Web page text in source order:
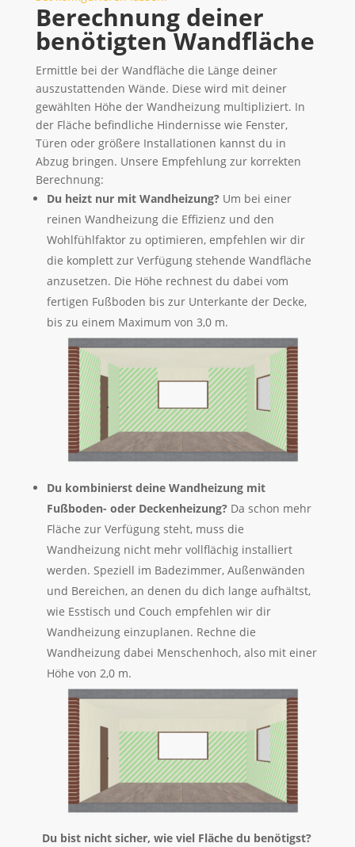
Berechnung deiner
benötigten Wandfläche
Ermittle bei der Wandfläche die Länge deiner
auszustattenden Wände. Diese wird mit deiner
gewählten Höhe der Wandheizung multipliziert. In
der Fläche befindliche Hindernisse wie Fenster,
Türen oder größere Installationen kannst du in
Abzug bringen. Unsere Empfehlung zur korrekten
Berechnung:
Du heizt nur mit Wandheizung? Um bei einer
reinen Wandheizung die Effizienz und den
Wohlfühlfaktor zu optimieren, empfehlen wir dir
die komplett zur Verfügung stehende Wandfläche
anzusetzen. Die Höhe rechnest du dabei vom
fertigen Fußboden bis zur Unterkante der Decke,
bis zu einem Maximum von 3,0 m.
Du kombinierst deine Wandheizung mit
Fußboden- oder Deckenheizung? Da schon mehr
Fläche zur Verfügung steht, muss die
Wandheizung nicht mehr vollflächig installiert
werden. Speziell im Badezimmer, Außenwänden
und Bereichen, an denen du dich lange aufhältst,
wie Esstisch und Couch empfehlen wir dir
Wandheizung einzuplanen. Rechne die
Wandheizung dabei Menschenhoch, also mit einer
Höhe von 2,0 m.
Du bist nicht sicher, wie viel Fläche du benötigst?